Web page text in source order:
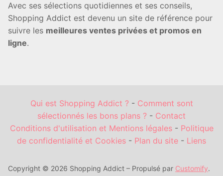
Avec ses sélections quotidiennes et ses conseils,
Shopping Addict est devenu un site de référence pour
suivre les meilleures ventes privées et promos en
ligne.
Qui est Shopping Addict ?- Comment sont
sélectionnés les bons plans ? - Contact
Conditions d'utilisation et Mentions légales- Politique
de confidentialité et Cookies - Plan du site - Liens
Copyright © 2026 Shopping Addict – Propulsé par Customify.